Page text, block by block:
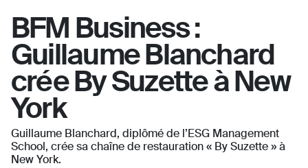
BFM Business :
Guillaume Blanchard
crée By Suzette à New
York
Guillaume Blanchard, diplômé de l’ESG Management
School, crée sa chaîne de restauration « By Suzette » à
New York.